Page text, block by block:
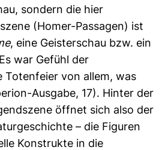
sondern die hier
(Homer-Passagen) ist
, eine Geisterschau bzw. ein
war Gefühl der
Totenfeier von allem, was
Ausgabe, 17). Hinter der
öffnet sich also der
– die Figuren
Konstrukte in die